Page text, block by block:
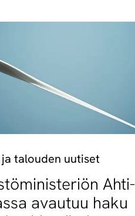
talouden uutiset
Ahti-
avautuu haku